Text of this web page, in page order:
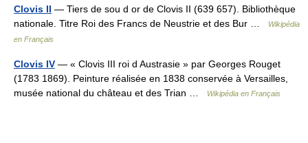
Clovis II — Tiers de sou d or de Clovis II (639 657). Bibliothèque
nationale. Titre Roi des Francs de Neustrie et des Bur …
Wikipédia
en Français
Clovis IV — « Clovis III roi d Austrasie » par Georges Rouget
(1783 1869). Peinture réalisée en 1838 conservée à Versailles,
musée national du château et des Trian …
Wikipédia en Français